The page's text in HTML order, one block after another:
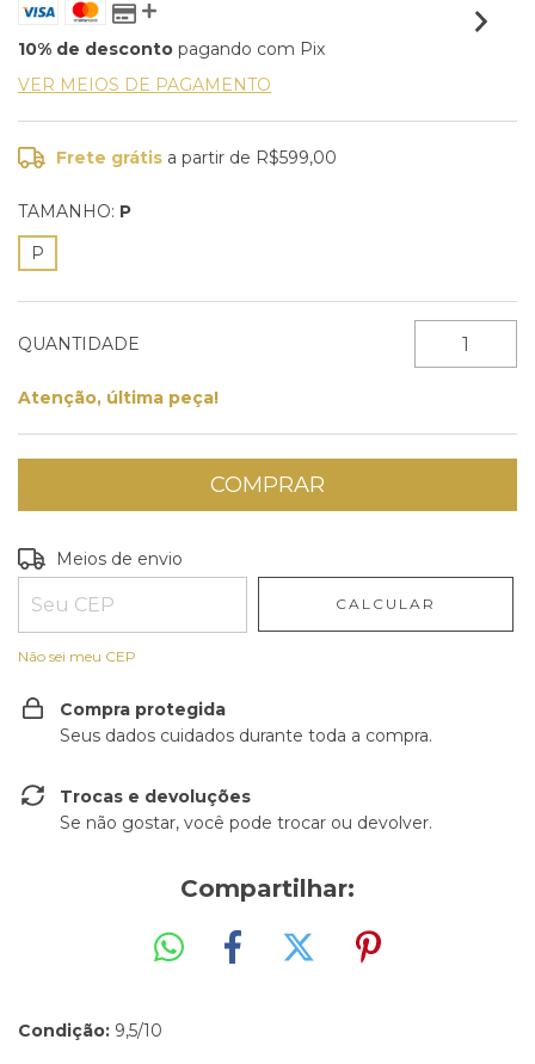
10% de desconto pagando com Pix
VER MEIOS DE PAGAMENTO
Frete grátis a partir de R$599,00
TAMANHO: P
P
QUANTIDADE
Atenção, última peça!
Entregas para o CEP:
Meios de envio
CALCULAR
Não sei meu CEP
Compra protegida
Seus dados cuidados durante toda a compra.
Trocas e devoluções
Se não gostar, você pode trocar ou devolver.
Compartilhar:
Condição: 9,5/10